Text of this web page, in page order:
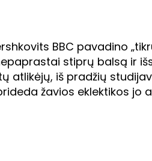
BBC pavadino
stiprų balsą ir
atlikėjų, iš pradžių
žavios eklektikos jo